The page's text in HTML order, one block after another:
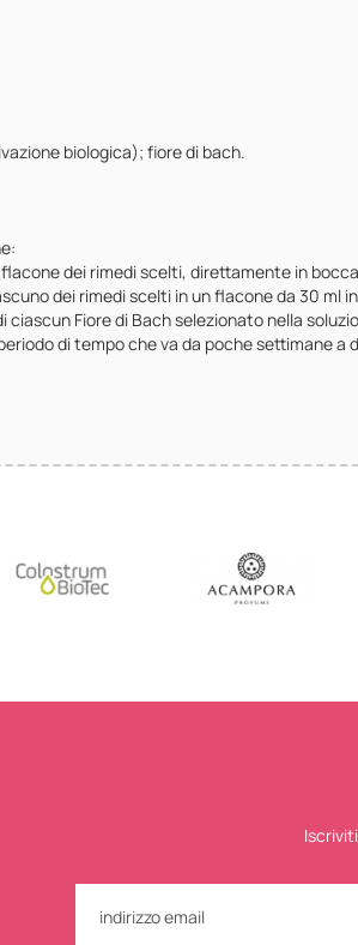
biologica); fiore di bach.
dei rimedi scelti, direttamente in
dei rimedi scelti in un flacone da 30
ciascun Fiore di Bach selezionato nella
di tempo che va da poche settimane a